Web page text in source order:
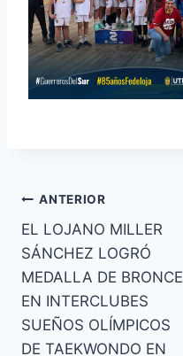
ANTERIOR
EL LOJANO MILLER
SÁNCHEZ LOGRÓ
MEDALLA DE BRONCE
EN INTERCLUBES
SUEÑOS OLÍMPICOS
DE TAEKWONDO EN